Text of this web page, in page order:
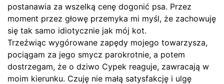
postanawia za wszelką cenę dogonić psa. Przez
moment przez głowę przemyka mi myśl, że zachowuję
się tak samo idiotycznie jak mój kot.
Trzeźwiąc wygórowane zapędy mojego towarzysza,
pociągam za jego smycz parokrotnie, a potem
dostrzegam, że o dziwo Cypek reaguje, zawracają w
moim kierunku. Czuję nie małą satysfakcję i ulgę